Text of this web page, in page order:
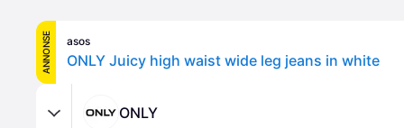
ANNONSE asos
ONLY Juicy high waist wide leg jeans in white
ONLY